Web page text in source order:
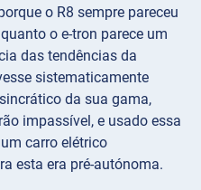
o R8 sempre pareceu
o e-tron parece um
das tendências da
sistematicamente
da sua gama,
impassível, e usado essa
carro elétrico
esta era pré-autónoma.